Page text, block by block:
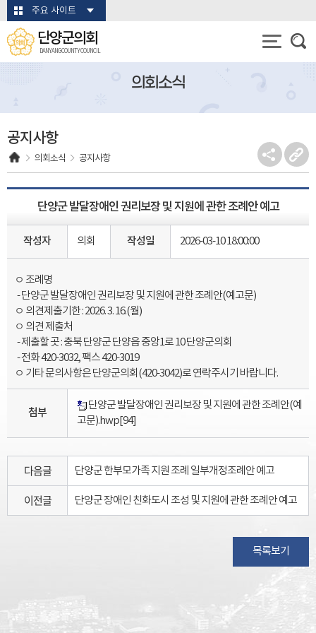
본문바로가기주요 사이트
단양군의회
DANYANG COUNTY COUNCIL
의회소식
공지사항
의회소식 공지사항
단양군 발달장애인 권리보장 및 지원에 관한 조례안 예고
작성자 의회 작성일 2026-03-10 18:00:00
ㅇ 조례명
- 단양군 발달장애인 권리보장 및 지원에 관한 조례안(예고문)
ㅇ 의견제출기한 : 2026. 3. 16.(월)
ㅇ 의견 제출처
- 제출할 곳 : 충북 단양군 단양읍 중앙1로 10 단양군의회
- 전화 420-3032, 팩스 420-3019
ㅇ 기타 문의사항은 단양군의회(420-3042)로 연락주시기 바랍니다.
첨부
단양군 발달장애인 권리보장 및 지원에 관한 조례안(예
고문).hwp[94]
다음글 단양군 한부모가족 지원 조례 일부개정조례안 예고
이전글 단양군 장애인 친화도시 조성 및 지원에 관한 조례안 예고
목록보기